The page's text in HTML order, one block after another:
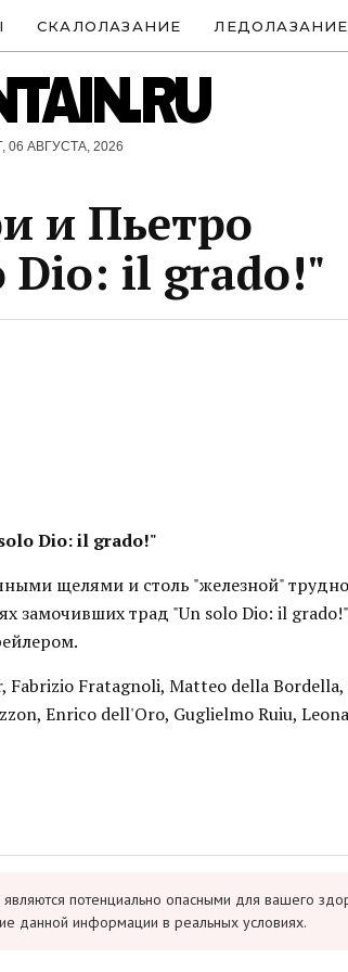
СКАЛОЛАЗАНИЕ ЛЕДОЛАЗАНИЕ
06 АВГУСТА, 2026
и Пьетро
Dio: il grado!"
Dio: il grado!"
щелями и столь "железной"
замочивших трад "Un solo Dio: il
Fabrizio Fratagnoli, Matteo della
Enrico dell'Oro, Guglielmo Ruiu,
потенциально опасными для вашего
данной информации в реальных условиях.